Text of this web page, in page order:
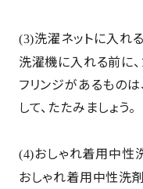
(3)洗濯ネットに入れる
洗濯機に入れる前に
フリンジがあるもの
して、たたみましょう。
(4)おしゃれ着用中性
おしゃれ着用中性洗